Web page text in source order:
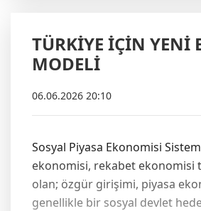
TÜRKİYE İÇİN YENİ
MODELİ
06.06.2026 20:10
Sosyal Piyasa Ekonomisi Sistemi Sosyal
ekonomisi, rekabet ekonomisi
olan; özgür girişimi, piyasa
genellikle bir sosyal devlet